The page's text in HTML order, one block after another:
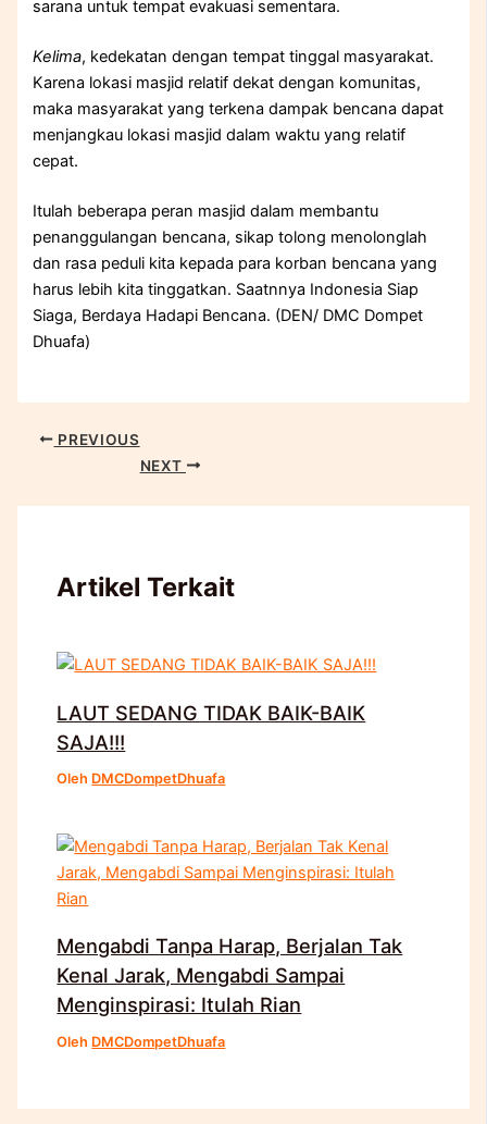
sarana untuk tempat evakuasi sementara.
Kelima, kedekatan dengan tempat tinggal masyarakat.
Karena lokasi masjid relatif dekat dengan komunitas,
maka masyarakat yang terkena dampak bencana dapat
menjangkau lokasi masjid dalam waktu yang relatif
cepat.
Itulah beberapa peran masjid dalam membantu
penanggulangan bencana, sikap tolong menolonglah
dan rasa peduli kita kepada para korban bencana yang
harus lebih kita tinggatkan. Saatnnya Indonesia Siap
Siaga, Berdaya Hadapi Bencana. (DEN/ DMC Dompet
Dhuafa)
PREVIOUS
NEXT
Artikel Terkait
LAUT SEDANG TIDAK BAIK-BAIK
SAJA!!!
Oleh DMCDompetDhuafa
Mengabdi Tanpa Harap, Berjalan Tak
Kenal Jarak, Mengabdi Sampai
Menginspirasi: Itulah Rian
Oleh DMCDompetDhuafa